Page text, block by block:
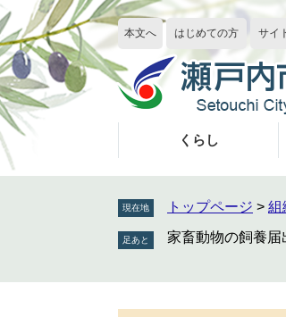
ペ
ー
ジ
の
先
頭
で
す
メ
ニ
ュ
ー
を
飛
ば
し
本文へ はじめての方 サイ
くらし
現在地 トップページ > 組
家畜動物の飼養届